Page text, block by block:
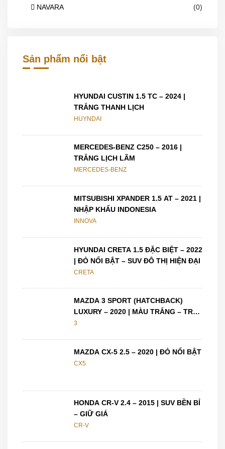
NAVARA (0)
Sản phẩm nổi bật
HYUNDAI CUSTIN 1.5 TC – 2024 |
TRẮNG THANH LỊCH
HUYNDAI
MERCEDES-BENZ C250 – 2016 |
TRẮNG LỊCH LÃM
MERCEDES-BENZ
MITSUBISHI XPANDER 1.5 AT – 2021 |
NHẬP KHẨU INDONESIA
INNOVA
HYUNDAI CRETA 1.5 ĐẶC BIỆT – 2022
| ĐỎ NỔI BẬT – SUV ĐÔ THỊ HIỆN ĐẠI
CRETA
MAZDA 3 SPORT (HATCHBACK)
LUXURY – 2020 | MÀU TRẮNG – TRẺ
TRUNG, CÁ TÍNH
3
MAZDA CX-5 2.5 – 2020 | ĐỎ NỔI BẬT
CX5
HONDA CR-V 2.4 – 2015 | SUV BỀN BỈ
– GIỮ GIÁ
CR-V